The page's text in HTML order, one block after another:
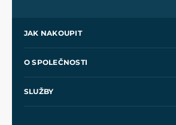
JAK NAKOUPIT
Velkoobchod
O SPOLEČNOSTI
SLUŽBY